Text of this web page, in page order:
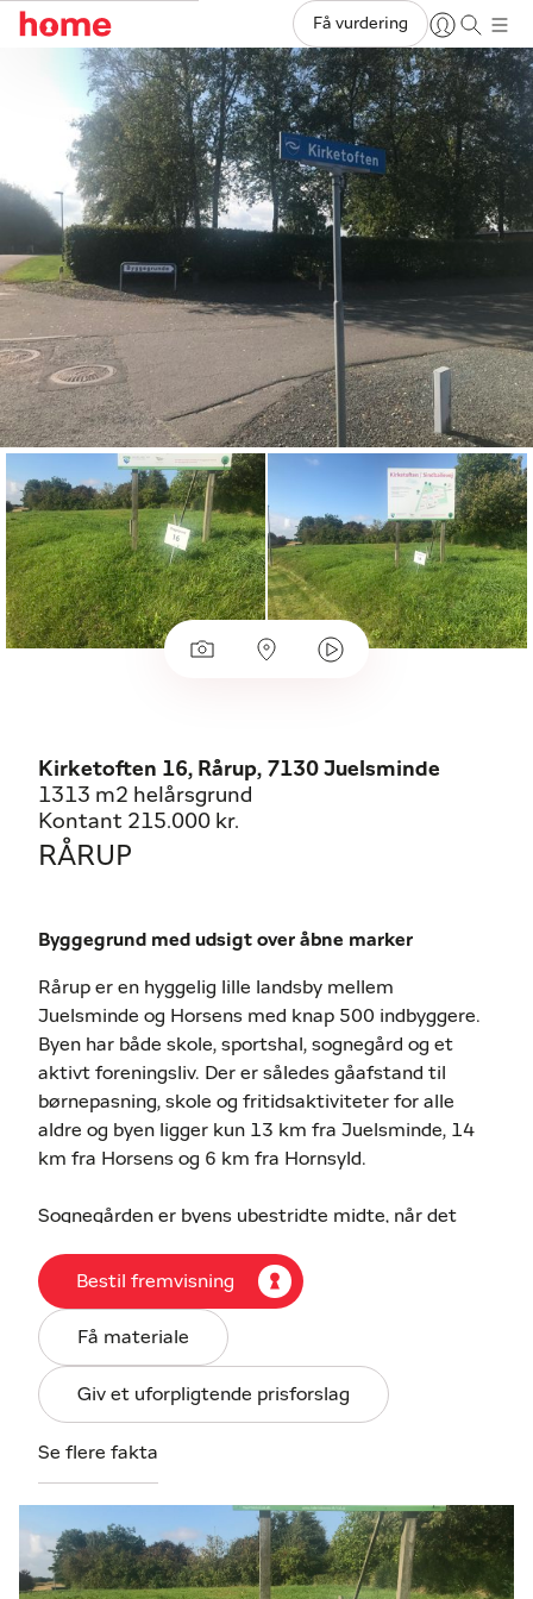
Få vurdering
Kirketoften 16, Rårup, 7130 Juelsminde
1313 m2 helårsgrund
Kontant 215.000 kr.
RÅRUP
Byggegrund med udsigt over åbne marker
Rårup er en hyggelig lille landsby mellem
Juelsminde og Horsens med knap 500 indbyggere.
Byen har både skole, sportshal, sognegård og et
aktivt foreningsliv. Der er således gåafstand til
børnepasning, skole og fritidsaktiviteter for alle
aldre og byen ligger kun 13 km fra Juelsminde, 14
km fra Horsens og 6 km fra Hornsyld.
Sognegården er byens ubestridte midte, når det
fastelavns- og julefester samt private
arrangementer.
Rårup skole blev renoveret i 2010 og fremstår i dag
som en flot og moderniseret skole med alle
nødvendige faciliteter.
Gymnastik- og Idrætsforening, der har fodbold,
håndbold, badminton, tennis, bordtennis, gymnastik
og petanque på programmet.
Bestil fremvisning
Få materiale
Giv et uforpligtende prisforslag
Se flere fakta